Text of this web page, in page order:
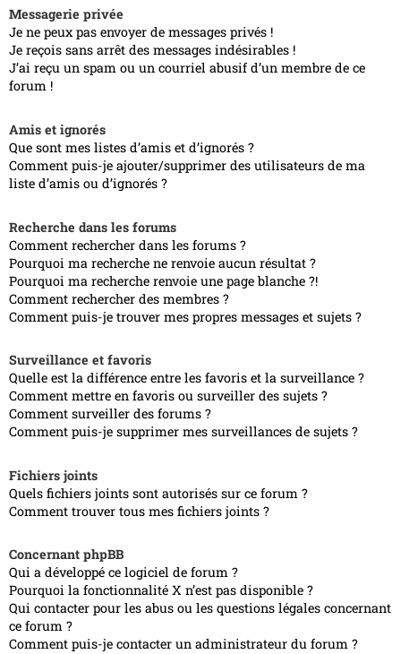
Messagerie privée
Je ne peux pas envoyer de messages privés !
Je reçois sans arrêt des messages indésirables !
J’ai reçu un spam ou un courriel abusif d’un membre de ce
forum !
Amis et ignorés
Que sont mes listes d’amis et d’ignorés ?
Comment puis-je ajouter/supprimer des utilisateurs de ma
liste d’amis ou d’ignorés ?
Recherche dans les forums
Comment rechercher dans les forums ?
Pourquoi ma recherche ne renvoie aucun résultat ?
Pourquoi ma recherche renvoie une page blanche ?!
Comment rechercher des membres ?
Comment puis-je trouver mes propres messages et sujets ?
Surveillance et favoris
Quelle est la différence entre les favoris et la surveillance ?
Comment mettre en favoris ou surveiller des sujets ?
Comment surveiller des forums ?
Comment puis-je supprimer mes surveillances de sujets ?
Fichiers joints
Quels fichiers joints sont autorisés sur ce forum ?
Comment trouver tous mes fichiers joints ?
Concernant phpBB
Qui a développé ce logiciel de forum ?
Pourquoi la fonctionnalité X n’est pas disponible ?
Qui contacter pour les abus ou les questions légales concernant
ce forum ?
Comment puis-je contacter un administrateur du forum ?